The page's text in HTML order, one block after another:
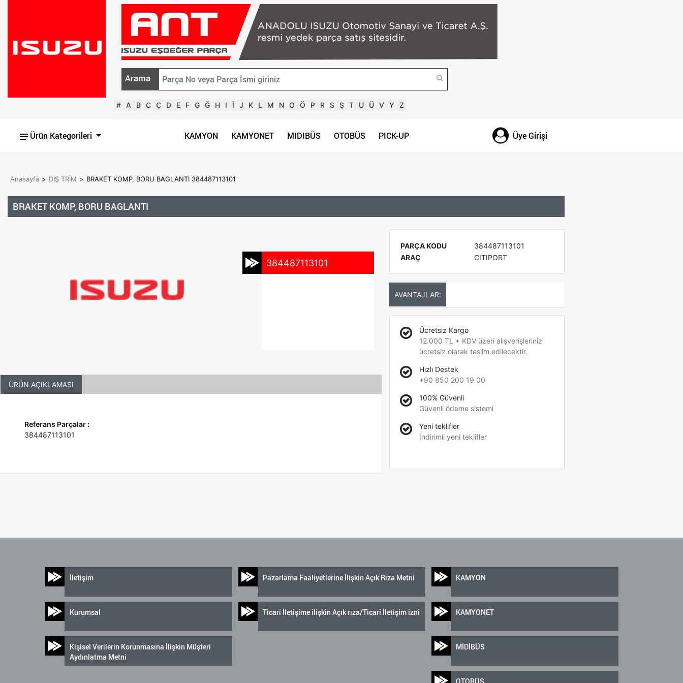
Arama
# A B C Ç D E F G Ğ H I İ J K L M N O Ö P R S Ş T U Ü V Y Z
Ürün Kategorileri KAMYON KAMYONET MIDIBÜS OTOBÜS PICK-UP Üye Girişi
Anasayfa > DIŞ TRİM > BRAKET KOMP, BORU BAGLANTI 384487113101
BRAKET KOMP, BORU BAGLANTI
384487113101
ÜRÜN AÇIKLAMASI
Referans Parçalar :
384487113101
PARÇA KODU
384487113101
ARAÇ
CITIPORT
AVANTAJLAR:
Ücretsiz Kargo
12.000 TL + KDV üzeri alışverişleriniz
ücretsiz olarak teslim edilecektir.
Hızlı Destek
+90 850 200 19 00
100% Güvenli
Güvenli ödeme sistemi
Yeni teklifler
İndirimli yeni teklifler
İletişim
Kurumsal
Kişisel Verilerin Korunmasına İlişkin Müşteri
Aydınlatma Metni
Pazarlama Faaliyetlerine İlişkin Açık Rıza Metni
Ticari İletişime ilişkin Açık rıza/Ticari İletişim izni
KAMYON
KAMYONET
MİDİBÜS